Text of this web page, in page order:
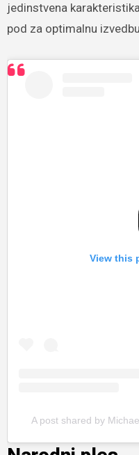
jedinstvena
pod za optimalnu
View this
A post shared by